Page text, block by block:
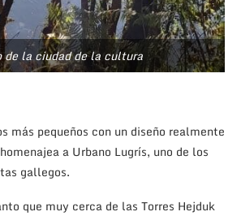
de la ciudad de la cultura
más pequeños con un diseño realmente
a Urbano Lugrís, uno de los
gallegos.
que muy cerca de las Torres Hejduk